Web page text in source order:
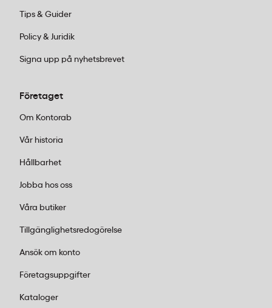
Tips & Guider
Policy & Juridik
Signa upp på nyhetsbrevet
Företaget
Om Kontorab
Vår historia
Hållbarhet
Jobba hos oss
Våra butiker
Tillgänglighetsredogörelse
Ansök om konto
Företagsuppgifter
Kataloger